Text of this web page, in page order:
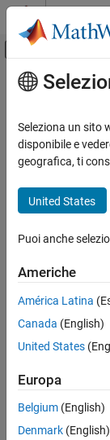
Vai al contenuto
Attiva/
Pagina iniziale della
Aerospace Toolbox
Standard Workflow
Coordinate Systems
Categoria
Axes Transformations
Contenuto
Aerospace
Use built-in
natural
You can also
spherical-
convention.
Functions
Objects
expand all
Seleziona un sito
disponibile e
geografica, ti
United States
Puoi anche
Americhe
América Latina
Canada (English)
United States
Europa
Belgium (English)
Denmark (English)